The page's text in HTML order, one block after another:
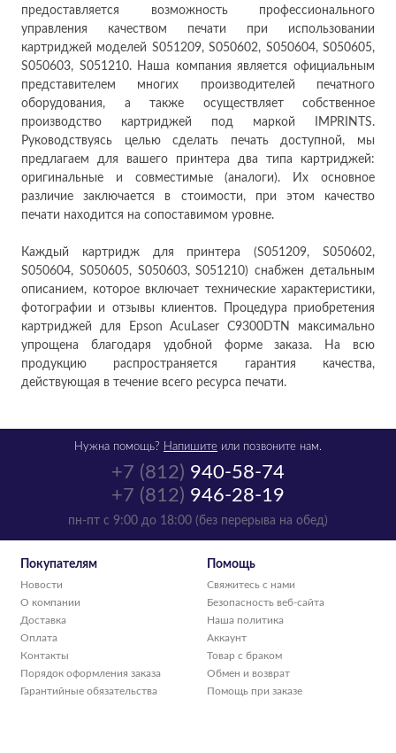
предоставляется возможность профессионального
управления качеством печати при использовании
картриджей моделей S051209, S050602, S050604, S050605,
S050603, S051210. Наша компания является официальным
представителем многих производителей печатного
оборудования, а также осуществляет собственное
производство картриджей под маркой IMPRINTS.
Руководствуясь целью сделать печать доступной, мы
предлагаем для вашего принтера два типа картриджей:
оригинальные и совместимые (аналоги). Их основное
различие заключается в стоимости, при этом качество
печати находится на сопоставимом уровне.
Каждый картридж для принтера (S051209, S050602,
S050604, S050605, S050603, S051210) снабжен детальным
описанием, которое включает технические характеристики,
фотографии и отзывы клиентов. Процедура приобретения
картриджей для Epson AcuLaser C9300DTN максимально
упрощена благодаря удобной форме заказа. На всю
продукцию распространяется гарантия качества,
действующая в течение всего ресурса печати.
+7 (812) 940-58-74
+7 (812) 946-28-19
пн-пт с 9:00 до 18:00 (без перерыва на обед)
Нужна помощь? Напишите или позвоните нам.
Покупателям
Новости
О компании
Доставка
Оплата
Контакты
Порядок оформления заказа
Гарантийные обязательства
Помощь
Свяжитесь с нами
Безопасность веб-сайта
Наша политика
Аккаунт
Товар с браком
Обмен и возврат
Помощь при заказе